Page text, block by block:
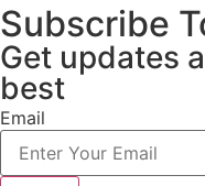
Subscribe
Get updates
best
Email